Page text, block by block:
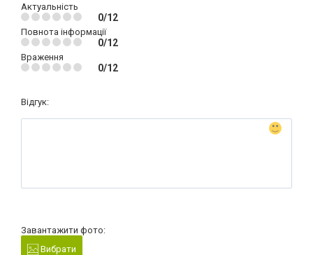
Актуальність
0/12
Повнота інформації
0/12
Враження
0/12
Відгук:
Завантажити фото:
Вибрати